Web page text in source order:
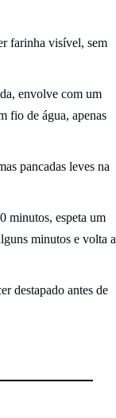
farinha visível, sem
envolve com um
fio de água, apenas
pancadas leves na
minutos, espeta um
minutos e volta a
destapado antes de